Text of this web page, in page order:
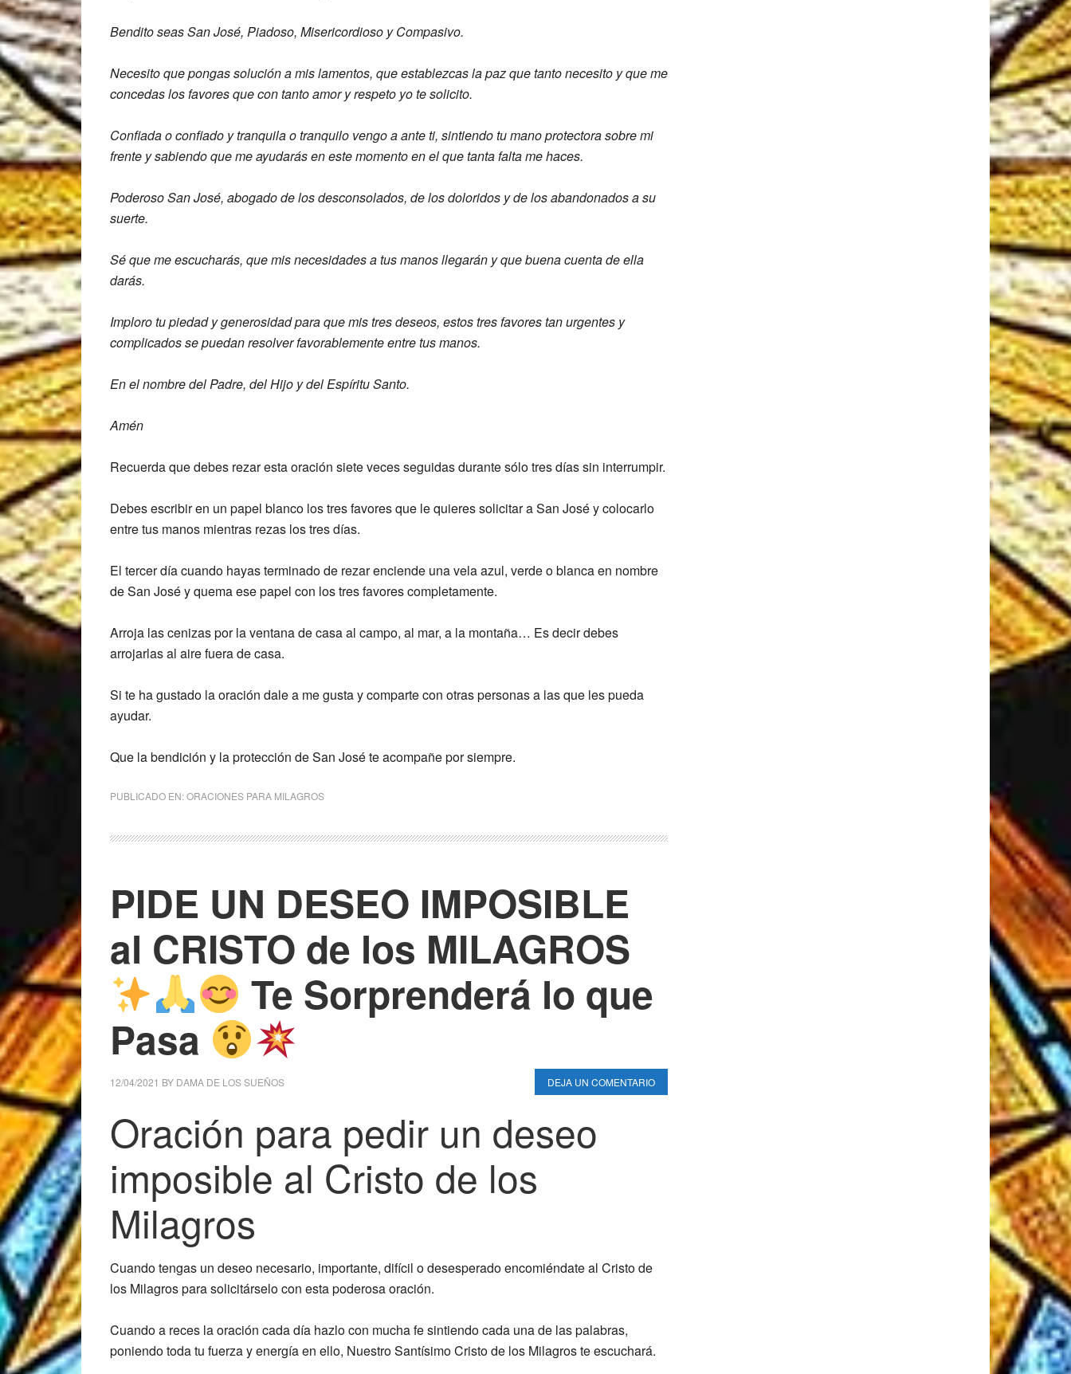
Bendito seas San José, Piadoso, Misericordioso y Compasivo.
Necesito que pongas solución a mislamentos, que establezcas la paz quetanto necesito y que me
concedas losfavores que con tanto amor y respeto yote solicito.
Confiada o confiado y tranquila otranquilo vengo a ante ti, sintiendo tu manoprotectora sobre mi
frente y sabiendoque me ayudarás en este momento en elque tanta falta me haces.
Poderoso San José, abogado de los desconsolados, de losdoloridos y de los abandonados a su
suerte.
Sé que me escucharás, que mis necesidadesa tus manos llegarán y que buena cuentade ella
darás.
Imploro tu piedad y generosidad para quemis tres deseos, estos tres favores tan urgentes y
complicados se puedan resolverfavorablemente entre tus manos.
En elnombre del Padre, del Hijo y del Espíritu Santo.
Amén
Recuerda que debes rezar esta oración siete veces seguidas durante sólo tres días sin interrumpir.
Debes escribir en un papel blanco los tres favores que le quieres solicitar a San José y colocarlo
entre tus manos mientras rezas los tres días.
El tercer día cuando hayas terminado de rezar enciende una vela azul, verde o blanca en nombre
de San José y quema ese papel con los tres favores completamente.
Arroja las cenizas por la ventana de casa al campo, al mar, a la montaña… Es decir debes
arrojarlas al aire fuera de casa.
Si te ha gustado la oración dale a me gusta y comparte con otras personas a las que les pueda
ayudar.
Que la bendición y la protección de San José te acompañe por siempre.
PUBLICADO EN:ORACIONES PARA MILAGROS
PIDE UN DESEO IMPOSIBLE
al CRISTO de los MILAGROS
Te Sorprenderá lo que
Pasa
12/04/2021 BY DAMA DE LOS SUEÑOS DEJA UN COMENTARIO
Oración para pedir un deseo
imposible al Cristo de los
Milagros
Cuando tengas un deseo necesario, importante, difícil o desesperado encomiéndate al Cristo de
los Milagros para solicitárselo con esta poderosa oración.
Cuando a reces la oración cada día hazlo con mucha fe sintiendo cada una de las palabras,
poniendo toda tu fuerza y energía en ello, Nuestro Santísimo Cristo de los Milagros te escuchará.